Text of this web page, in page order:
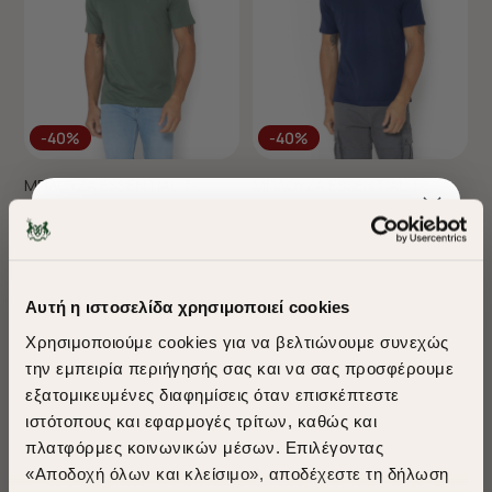
Αυτή η ιστοσελίδα χρησιμοποιεί cookies
Χρησιμοποιούμε cookies για να βελτιώνουμε συνεχώς
την εμπειρία περιήγησής σας και να σας προσφέρουμε
εξατομικευμένες διαφημίσεις όταν επισκέπτεστε
ιστότοπους και εφαρμογές τρίτων, καθώς και
πλατφόρμες κοινωνικών μέσων. Επιλέγοντας
«Αποδοχή όλων και κλείσιμο», αποδέχεστε τη δήλωση
-40%
ΜΠΛΟΥΖΑ ESSENTIAL T-
SHIRT REGULAR FIT
€35,00
Sustainable Cotton
Best Seller
-40%
ΜΠΛΟΥΖΑ ESSENTIAL T-
€21,00
Sustainable Cotton
​
A Season of Style